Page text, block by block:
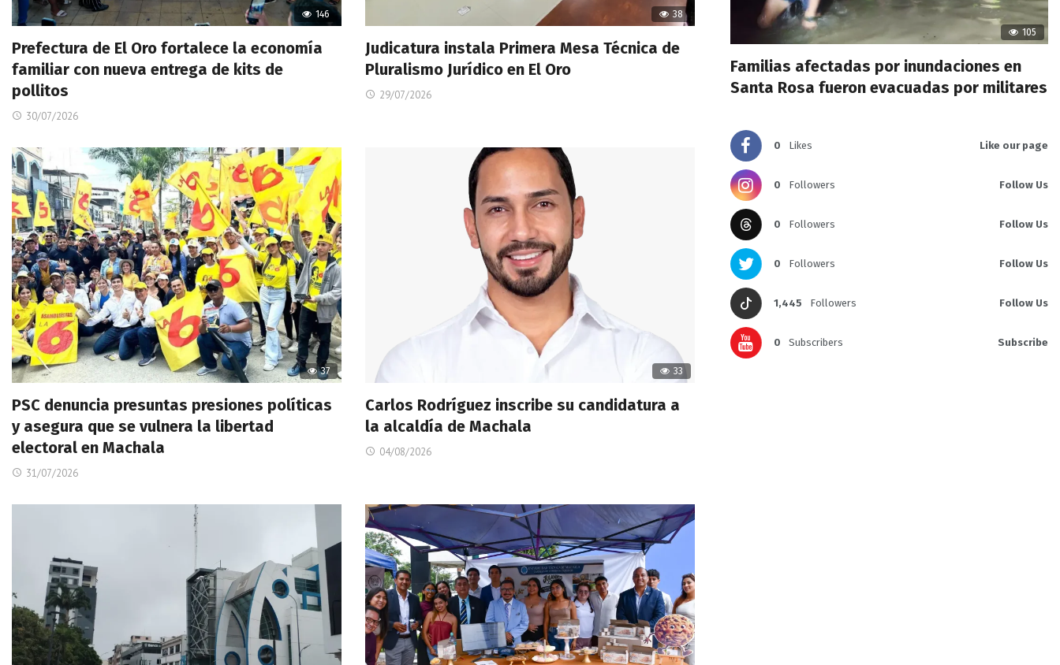
146
Prefectura de El Oro fortalece la economía
familiar con nueva entrega de kits de
pollitos
30/07/2026
38
Judicatura instala Primera Mesa Técnica de
Pluralismo Jurídico en El Oro
29/07/2026
37
PSC denuncia presuntas presiones políticas
y asegura que se vulnera la libertad
electoral en Machala
31/07/2026
33
Carlos Rodríguez inscribe su candidatura a
la alcaldía de Machala
04/08/2026
105
Familias afectadas por inundaciones en
Santa Rosa fueron evacuadas por militares
0 Likes Like our page
0 Followers Follow Us
0 Followers Follow Us
0 Followers Follow Us
1,445 Followers Follow Us
0 Subscribers Subscribe